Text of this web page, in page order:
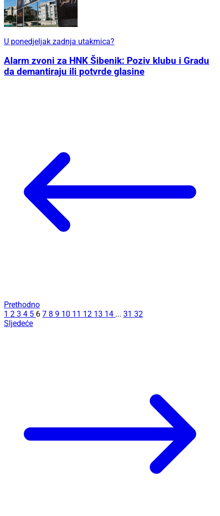
U ponedjeljak zadnja utakmica?
Alarm zvoni za HNK Šibenik: Poziv klubu i Gradu
da demantiraju ili potvrde glasine
Prethodno
1 2 3 4 5 6 7 8 9 10 11 12 13 14 ... 31 32
Sljedeće